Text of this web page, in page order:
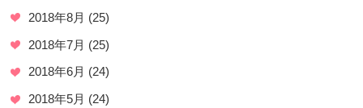
2018年8月 (25)
2018年7月 (25)
2018年6月 (24)
2018年5月 (24)